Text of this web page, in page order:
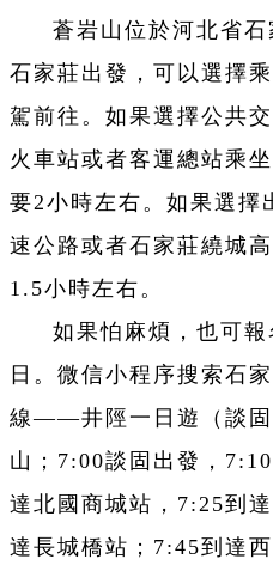
蒼岩山位於河北省
石家莊出發，可以選擇
駕前往。如果選擇公共
火車站或者客運總站乘
要2小時左右。如果選擇
速公路或者石家莊繞城
1.5小時左右。
如果怕麻煩，也可
日。微信小程序搜索石
線——井陘一日遊（談固
山；7:00談固出發，
達北國商城站，7:25到
達長城橋站；7:45到達